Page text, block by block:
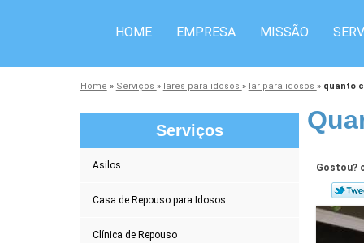
HOME EMPRESA MISSÃO
Home » Serviços » lares para idosos » lar para idosos » quanto
Serviços
Asilos
Casa de Repouso para Idosos
Clínica de Repouso
Gostou?